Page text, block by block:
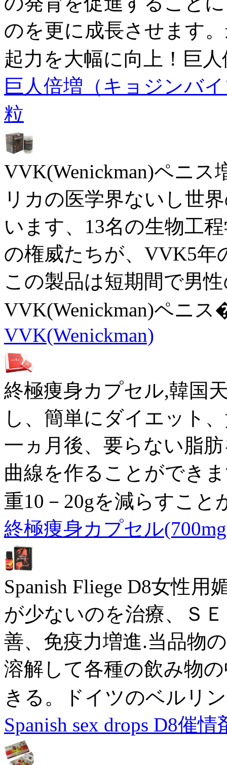
のを更に成長させます
起力を大幅に向上！巨
巨人倍増（キョジンバ
粒
VVK(Wenickman)ペニ
リカの医学界ないし世
います、13名の生物工
の権威たちが、VVK5年
この製品は短期間で男
VVK(Wenickman)ペニ
VVK(Wenickman)
終極痩身カプセル,韓国
し、簡単にダイエット
一ヵ月後、要らない脂
曲線を作ることができ
重10－20gを減らすこ
終極痩身カプセル
Spanish Fliege D8女性
が少ないのを治療、Ｓ
善、免疫力増進.当品物
溶解して各種の飲み物
きる。ドイツのベルリ
Spanish sex drops D8催情